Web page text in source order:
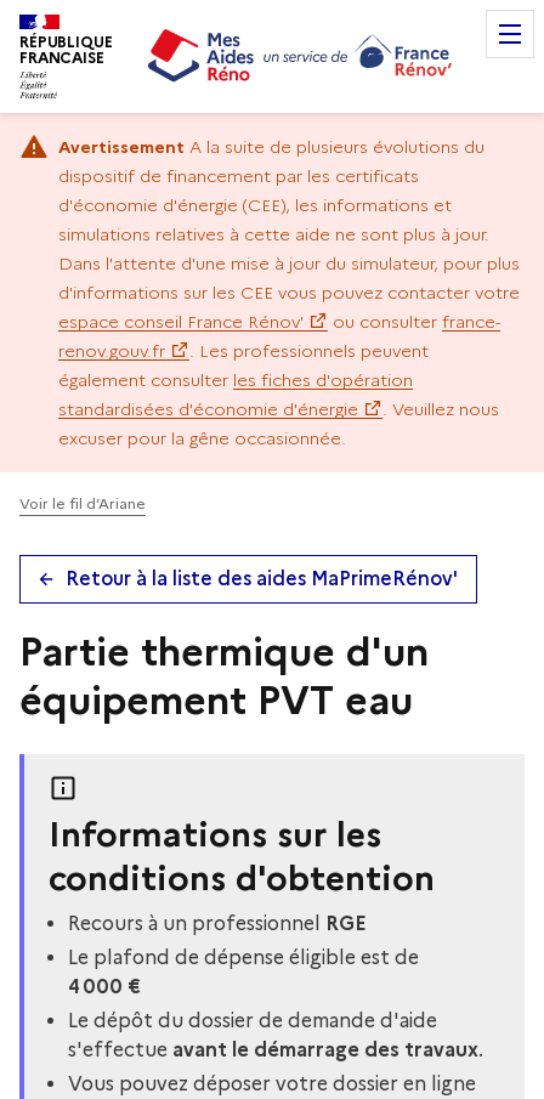
RÉPUBLIQUE
FRANCAISE
Avertissement A la suite de plusieurs évolutions du
dispositif de financement par les certificats
d'économie d'énergie (CEE), les informations et
simulations relatives à cette aide ne sont plus à jour.
Dans l'attente d'une mise à jour du simulateur, pour plus
d'informations sur les CEE vous pouvez contacter votre
espace conseil France Rénov'
ou consulter france-
renov.gouv.fr
. Les professionnels peuvent
également consulter les fiches d'opération
standardisées d'économie d'énergie
. Veuillez nous
excuser pour la gêne occasionnée.
Voir le fil d’Ariane
Retour à la liste des aides MaPrimeRénov'
Partie thermique d'un
équipement PVT eau
Informations sur les
conditions d'obtention
Recours à un professionnel
RGE
Le plafond de dépense éligible est de
4 000 €
Le dépôt du dossier de demande d'aide
s'effectue avant le démarrage des travaux.
Vous pouvez déposer votre dossier en ligne